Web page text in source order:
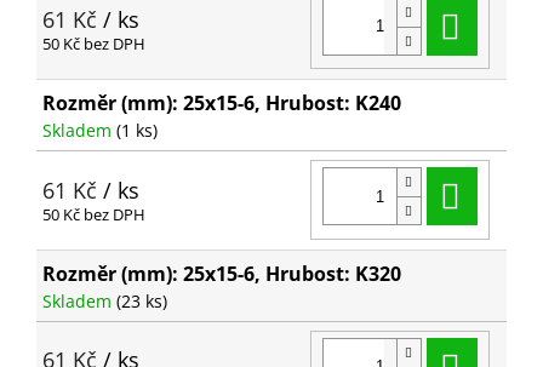
61 Kč / ks
50 Kč bez DPH
Rozměr (mm): 25x15-6, Hrubost: K240
Skladem (1 ks)
61 Kč / ks
50 Kč bez DPH
Rozměr (mm): 25x15-6, Hrubost: K320
Skladem (23 ks)
61 Kč / ks